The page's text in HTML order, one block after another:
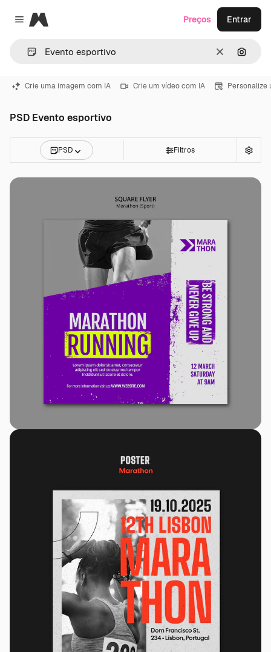
Close menu
Magnific
Limpar
Preços Entrar
Crie uma imagem com IA Crie um vídeo com IA Personalize
PSD Evento esportivo
PSD Filtros